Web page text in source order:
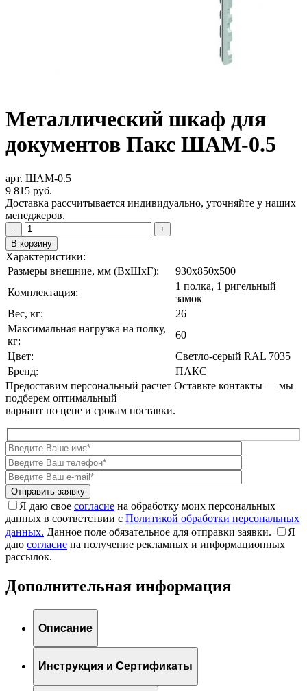
Металлический шкаф для
документов Пакс ШАМ-0.5
арт. ШАМ-0.5
9 815 руб.
Доставка рассчитывается индивидуально, уточняйте у наших
менеджеров.
−
+
В корзину
Характеристики:
Размеры внешние, мм (ВxШxГ):
930x850x500
Комплектация:
1 полка, 1 ригельный
замок
Вес, кг:
26
Максимальная нагрузка на полку,
кг:
60
Цвет:
Светло-серый RAL 7035
Бренд:
ПАКС
Предоставим персональный расчет Оставьте контакты — мы
подберем оптимальный
вариант по цене и срокам поставки.
Я даю свое согласие на обработку моих персональных
данных в соответствии с Политикой обработки персональных
данных. Данное поле обязательное для отправки заявки.
Я
даю согласие на получение рекламных и информационных
рассылок.
Дополнительная информация
Описание
Инструкция и Сертификаты